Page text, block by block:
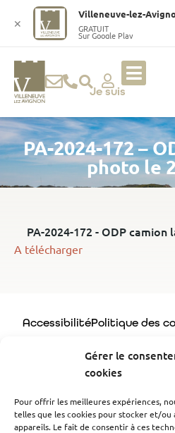
Gérer le
cookies
Pour offrir les meilleures expériences,
telles que les cookies pour stocker et/ou
appareils. Le fait de consentir à ces
ri
n
ci
Je suis
PA-2024-172 –
photo le
PA-2024-172 - ODP
A télécharger
AccessibilitéPolitique des
© 2024 - Propulsé
✕
Villeneuve-lez-
GRATUIT
Sur Google Play